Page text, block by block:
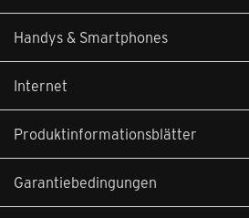
Handys & Smartphones
Internet
Produktinformationsblätter
Garantiebedingungen